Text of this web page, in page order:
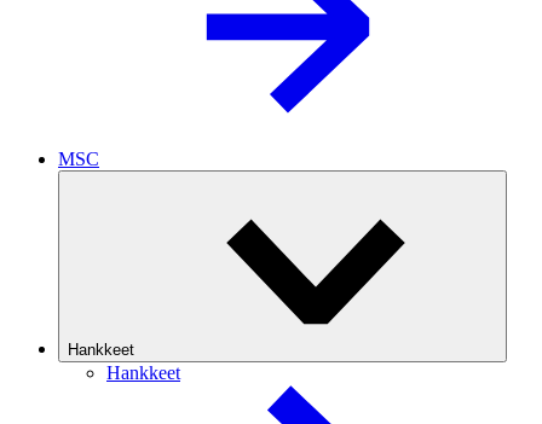
MSC
Hankkeet
Hankkeet